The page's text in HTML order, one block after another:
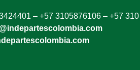
– +57 3105876106 – +57 310